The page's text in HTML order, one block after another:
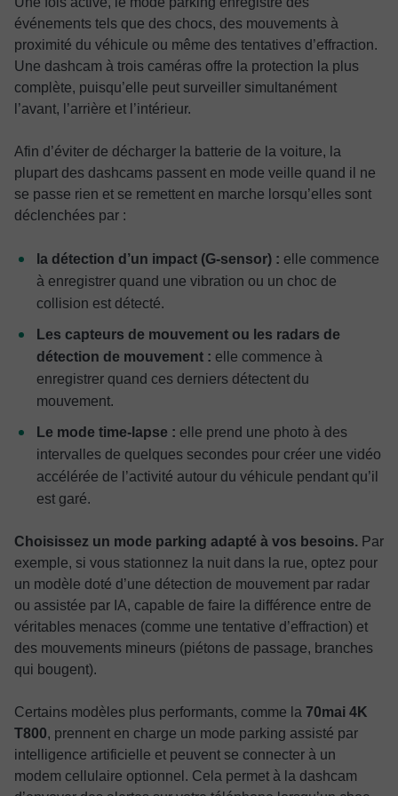
événements tels que des chocs, des mouvements à
proximité du véhicule ou même des tentatives d’effraction.
Une dashcam à trois caméras offre la protection la plus
complète, puisqu’elle peut surveiller simultanément
l’avant, l’arrière et l’intérieur.
Afin d’éviter de décharger la batterie de la voiture, la
plupart des dashcams passent en mode veille quand il ne
se passe rien et se remettent en marche lorsqu’elles sont
déclenchées par :
la détection d’un impact (G-sensor) : elle commence
à enregistrer quand une vibration ou un choc de
collision est détecté.
Les capteurs de mouvement ou les radars de
détection de mouvement : elle commence à
enregistrer quand ces derniers détectent du
mouvement.
Le mode time-lapse : elle prend une photo à des
intervalles de quelques secondes pour créer une vidéo
accélérée de l’activité autour du véhicule pendant qu’il
est garé.
Choisissez un mode parking adapté à vos besoins. Par
exemple, si vous stationnez la nuit dans la rue, optez pour
un modèle doté d’une détection de mouvement par radar
ou assistée par IA, capable de faire la différence entre de
véritables menaces (comme une tentative d’effraction) et
des mouvements mineurs (piétons de passage, branches
qui bougent).
Certains modèles plus performants, comme la 70mai 4K
T800, prennent en charge un mode parking assisté par
intelligence artificielle et peuvent se connecter à un
modem cellulaire optionnel. Cela permet à la dashcam